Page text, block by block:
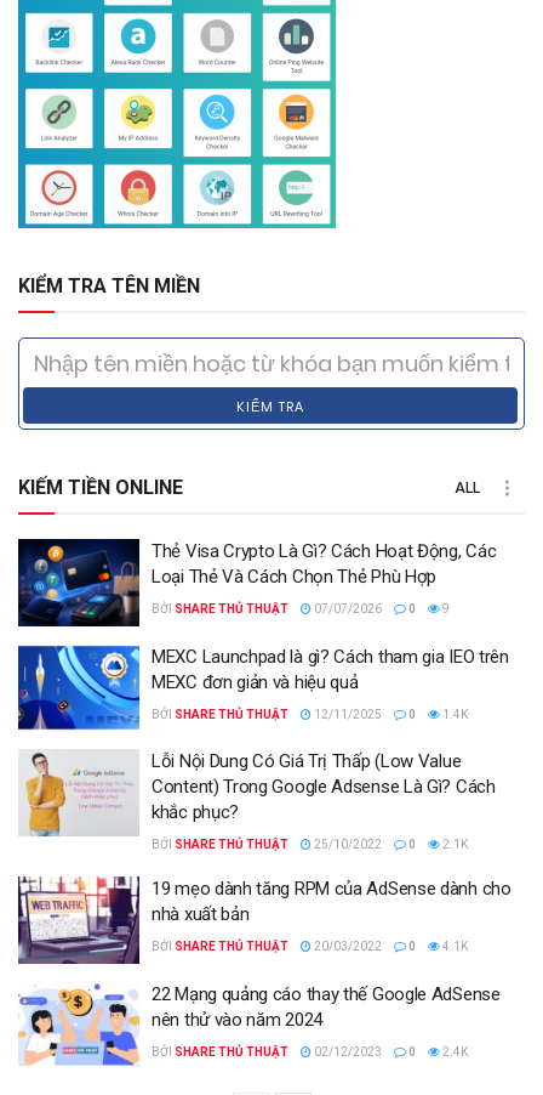
KIỂM TRA TÊN MIỀN
KIỂM TRA
KIẾM TIỀN ONLINE ALL
Thẻ Visa Crypto Là Gì? Cách Hoạt Động, Các
Loại Thẻ Và Cách Chọn Thẻ Phù Hợp
BỞI SHARE THỦ THUẬT 07/07/2026 0 9
MEXC Launchpad là gì? Cách tham gia IEO trên
MEXC đơn giản và hiệu quả
BỞI SHARE THỦ THUẬT 12/11/2025 0 1.4K
Lỗi Nội Dung Có Giá Trị Thấp (Low Value
Content) Trong Google Adsense Là Gì? Cách
khắc phục?
BỞI SHARE THỦ THUẬT 25/10/2022 0 2.1K
19 mẹo dành tăng RPM của AdSense dành cho
nhà xuất bản
BỞI SHARE THỦ THUẬT 20/03/2022 0 4.1K
22 Mạng quảng cáo thay thế Google AdSense
nên thử vào năm 2024
BỞI SHARE THỦ THUẬT 02/12/2023 0 2.4K